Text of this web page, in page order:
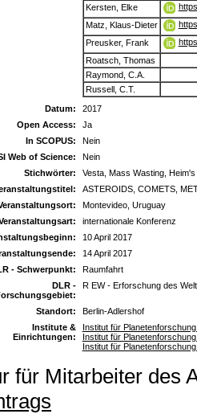
Kersten, Elke
Matz, Klaus-Dieter
Preusker, Frank
Roatsch, Thomas
Raymond, C.A.
Russell, C.T.
Datum:
2017
Open Access:
Ja
In SCOPUS:
Nein
Web of Science:
Nein
Stichwörter:
Vesta, Mass Wasting,
ASTEROIDS, COMETS,
Montevideo, Uruguay
internationale Konferenz
10 April 2017
14 April 2017
- Schwerpunkt:
Raumfahrt
DLR -
R EW - Erforschung des
Standort:
Berlin-Adlershof
Institute &
Einrichtungen:
Institut für
Institut für
Institut für
für Mitarbeiter des